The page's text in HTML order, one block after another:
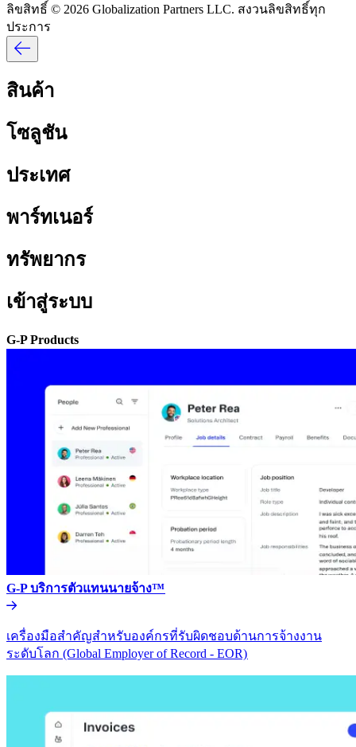
ลิขสิทธิ์ © 2026 Globalization Partners LLC. สงวนลิขสิทธิ์ทุก
ประการ​​
สินค้า​​
โซลูชัน​​
ประเทศ​​
พาร์ทเนอร์​​
ทรัพยากร​​
เข้าสู่ระบบ​​
G-P Products​​
G-P บริการตัวแทนนายจ้าง™​​
เครื่องมือสำคัญสำหรับองค์กรที่รับผิดชอบด้านการจ้างงาน
ระดับโลก (Global Employer of Record - EOR)​​